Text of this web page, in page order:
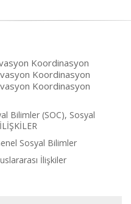
Koordinasyon
Koordinasyon
Koordinasyon
Bilimler (SOC), Sosyal
Sosyal Bilimler
İlişkiler